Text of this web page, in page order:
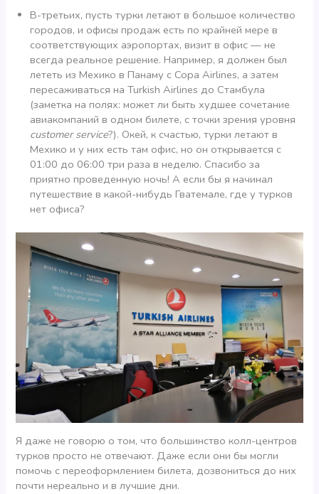
В-третьих, пусть турки летают в большое количество
городов, и офисы продаж есть по крайней мере в
соответствующих аэропортах, визит в офис — не
всегда реальное решение. Например, я должен был
лететь из Мехико в Панаму с Copa Airlines, а затем
пересаживаться на Turkish Airlines до Стамбула
(заметка на полях: может ли быть худшее сочетание
авиакомпаний в одном билете, с точки зрения уровня
customer service?). Окей, к счастью, турки летают в
Мехико и у них есть там офис, но он открывается с
01:00 до 06:00 три раза в неделю. Спасибо за
приятно проведенную ночь! А если бы я начинал
путешествие в какой-нибудь Гватемале, где у турков
нет офиса?
Я даже не говорю о том, что большинство колл-центров
турков просто не отвечают. Даже если они бы могли
помочь с переоформлением билета, дозвониться до них
почти нереально и в лучшие дни.